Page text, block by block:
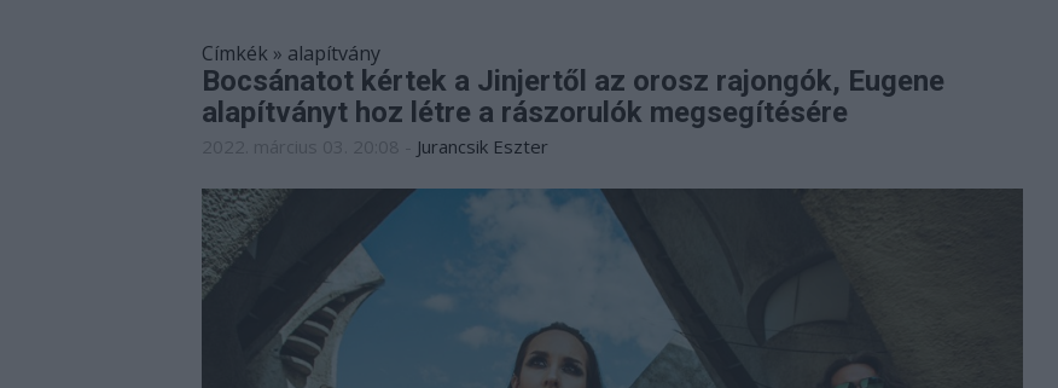
Címkék » alapítvány
Bocsánatot kértek a Jinjertől az orosz rajongók, Eugene
alapítványt hoz létre a rászorulók megsegítésére
Jurancsik Eszter